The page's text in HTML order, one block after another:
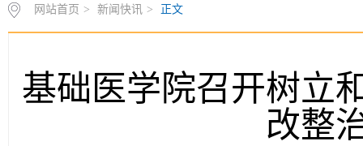
网站首页 > 新闻快讯 > 正文
基础医学院召开树立
改整